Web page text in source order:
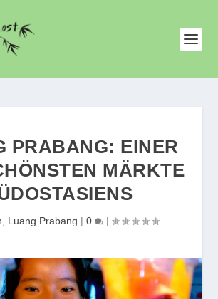
PRABANG: EINER
MÄRKTE
Luang Prabang | 0 |